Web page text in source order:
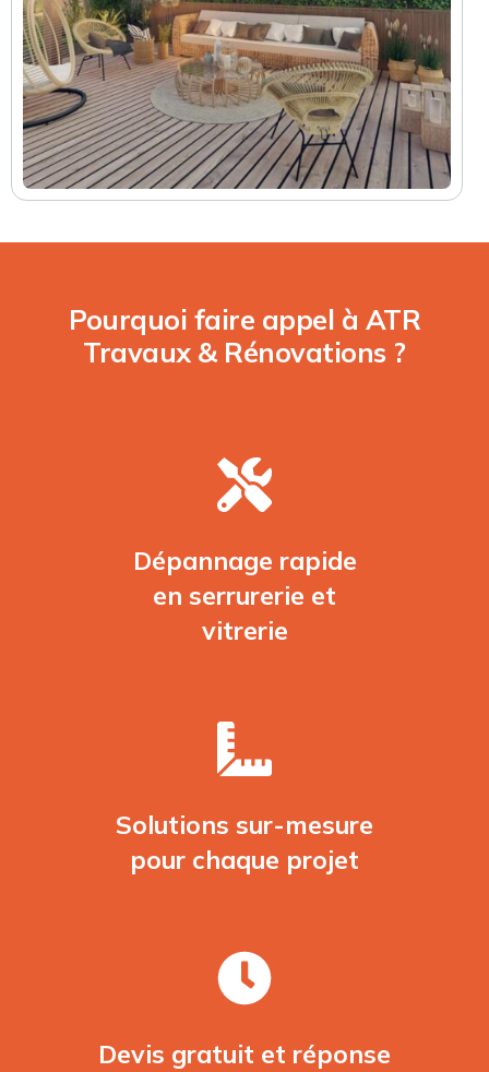
Pourquoi faire appel à ATR
Travaux & Rénovations ?
Dépannage rapide
en serrurerie et
vitrerie
Solutions sur-mesure
pour chaque projet
Devis gratuit et réponse